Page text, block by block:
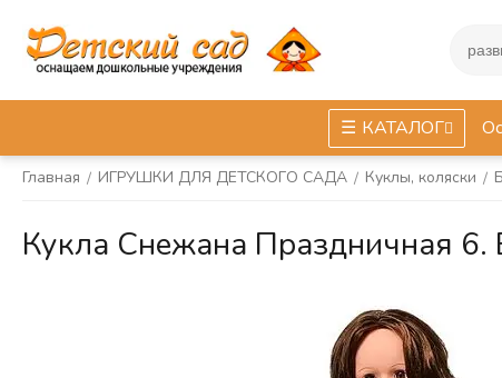
КАТАЛОГ
Главная / ИГРУШКИ ДЛЯ ДЕТСКОГО САДА / Куклы, коляски /
Кукла Снежана Праздничная